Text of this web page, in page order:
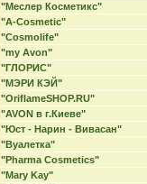
"Меслер Косметикс"
"A-Cosmetic"
"Cosmolife"
"my Avon"
"ГЛОРИС"
"МЭРИ КЭЙ"
"OriflameSHOP.RU"
"AVON в г.Киеве"
"Юст - Нарин - Вивасан"
"Вуалетка"
"Pharma Cosmetics"
"Mary Kay"